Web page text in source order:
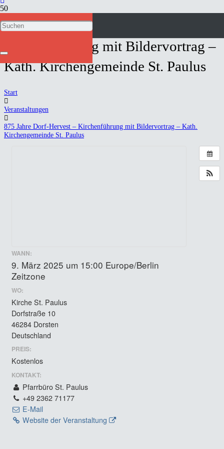
875 Jahre Dorf-Hervest –
Kirchenführung mit Bildervortrag –
Kath. Kirchengemeinde St. Paulus
Start
Veranstaltungen
875 Jahre Dorf-Hervest – Kirchenführung mit Bildervortrag – Kath.
Kirchengemeinde St. Paulus
WANN:
9. März 2025 um 15:00 Europe/Berlin
Zeitzone
WO:
Kirche St. Paulus
Dorfstraße 10
46284 Dorsten
Deutschland
PREIS:
Kostenlos
KONTAKT:
Pfarrbüro St. Paulus
+49 2362 71177
E-Mail
Website der Veranstaltung